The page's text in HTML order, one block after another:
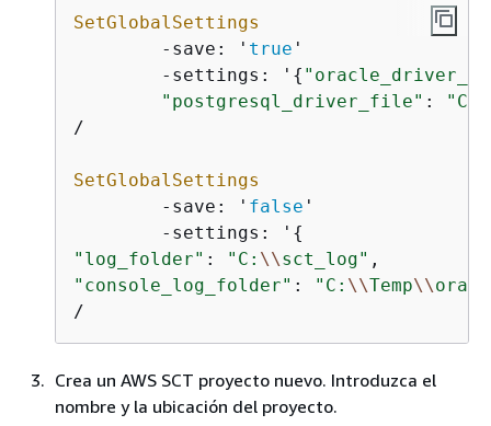
SetGlobalSettings
- save: ' true '
- settings: ' {
"postgresql_driver_file" : "C:
/
SetGlobalSettings
- save: ' false '
- settings: ' {
"log_folder" : "C: \\sct_log"
"console_log_folder" : "C: \\Temp\\
/
Crea un AWS SCT proyecto nuevo. Introduzca el
nombre y la ubicación del proyecto.